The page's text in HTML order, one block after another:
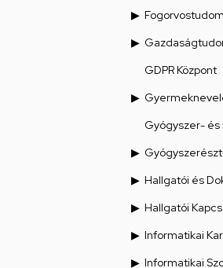
GDPR Központ
Gyógyszer- és
Hallgatói és
Hallgatói
Informatikai Kar
Informatikai